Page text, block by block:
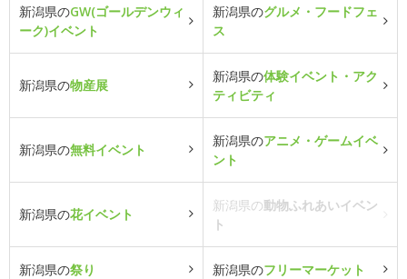
新潟県のGW(ゴールデンウィ
ーク)イベント
新潟県のグルメ・フードフェ
ス
新潟県の物産展
新潟県の体験イベント・アク
ティビティ
新潟県の無料イベント
新潟県のアニメ・ゲームイベ
ント
新潟県の花イベント
新潟県の動物ふれあいイベン
ト
新潟県の祭り 新潟県のフリーマーケット